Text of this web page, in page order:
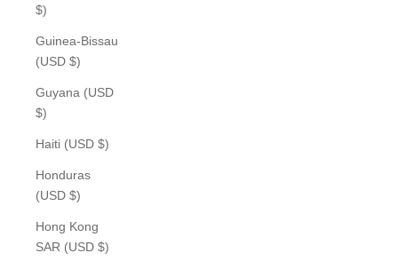
$)
Guinea-Bissau
(USD $)
Guyana (USD
$)
Haiti (USD $)
Honduras
(USD $)
Hong Kong
SAR (USD $)